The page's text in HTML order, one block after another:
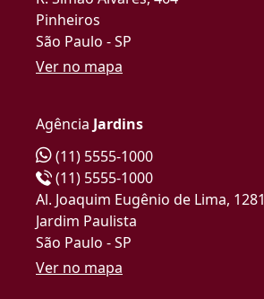
Pinheiros
São Paulo - SP
Ver no mapa
Agência Jardins
(11) 5555-1000
(11) 5555-1000
Al. Joaquim Eugênio de Lima, 1281
Jardim Paulista
São Paulo - SP
Ver no mapa